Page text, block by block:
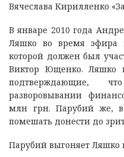
Вячеслава Кирилленко
В январе 2010 года
Ляшко во время эфира
которой должен был
Виктор Ющенко. Ляшко
подтверждающие,
разворовывании
млн грн. Парубий же,
помешать донести до
Парубий выгоняет Ляшко